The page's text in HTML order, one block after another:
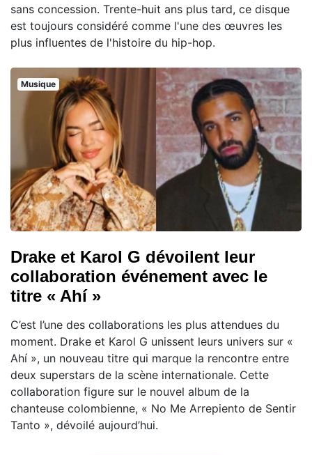
sans concession. Trente-huit ans plus tard, ce disque
est toujours considéré comme l'une des œuvres les
plus influentes de l'histoire du hip-hop.
Musique
Drake et Karol G dévoilent leur
collaboration événement avec le
titre « Ahí »
C’est l’une des collaborations les plus attendues du
moment. Drake et Karol G unissent leurs univers sur «
Ahí », un nouveau titre qui marque la rencontre entre
deux superstars de la scène internationale. Cette
collaboration figure sur le nouvel album de la
chanteuse colombienne, « No Me Arrepiento de Sentir
Tanto », dévoilé aujourd’hui.